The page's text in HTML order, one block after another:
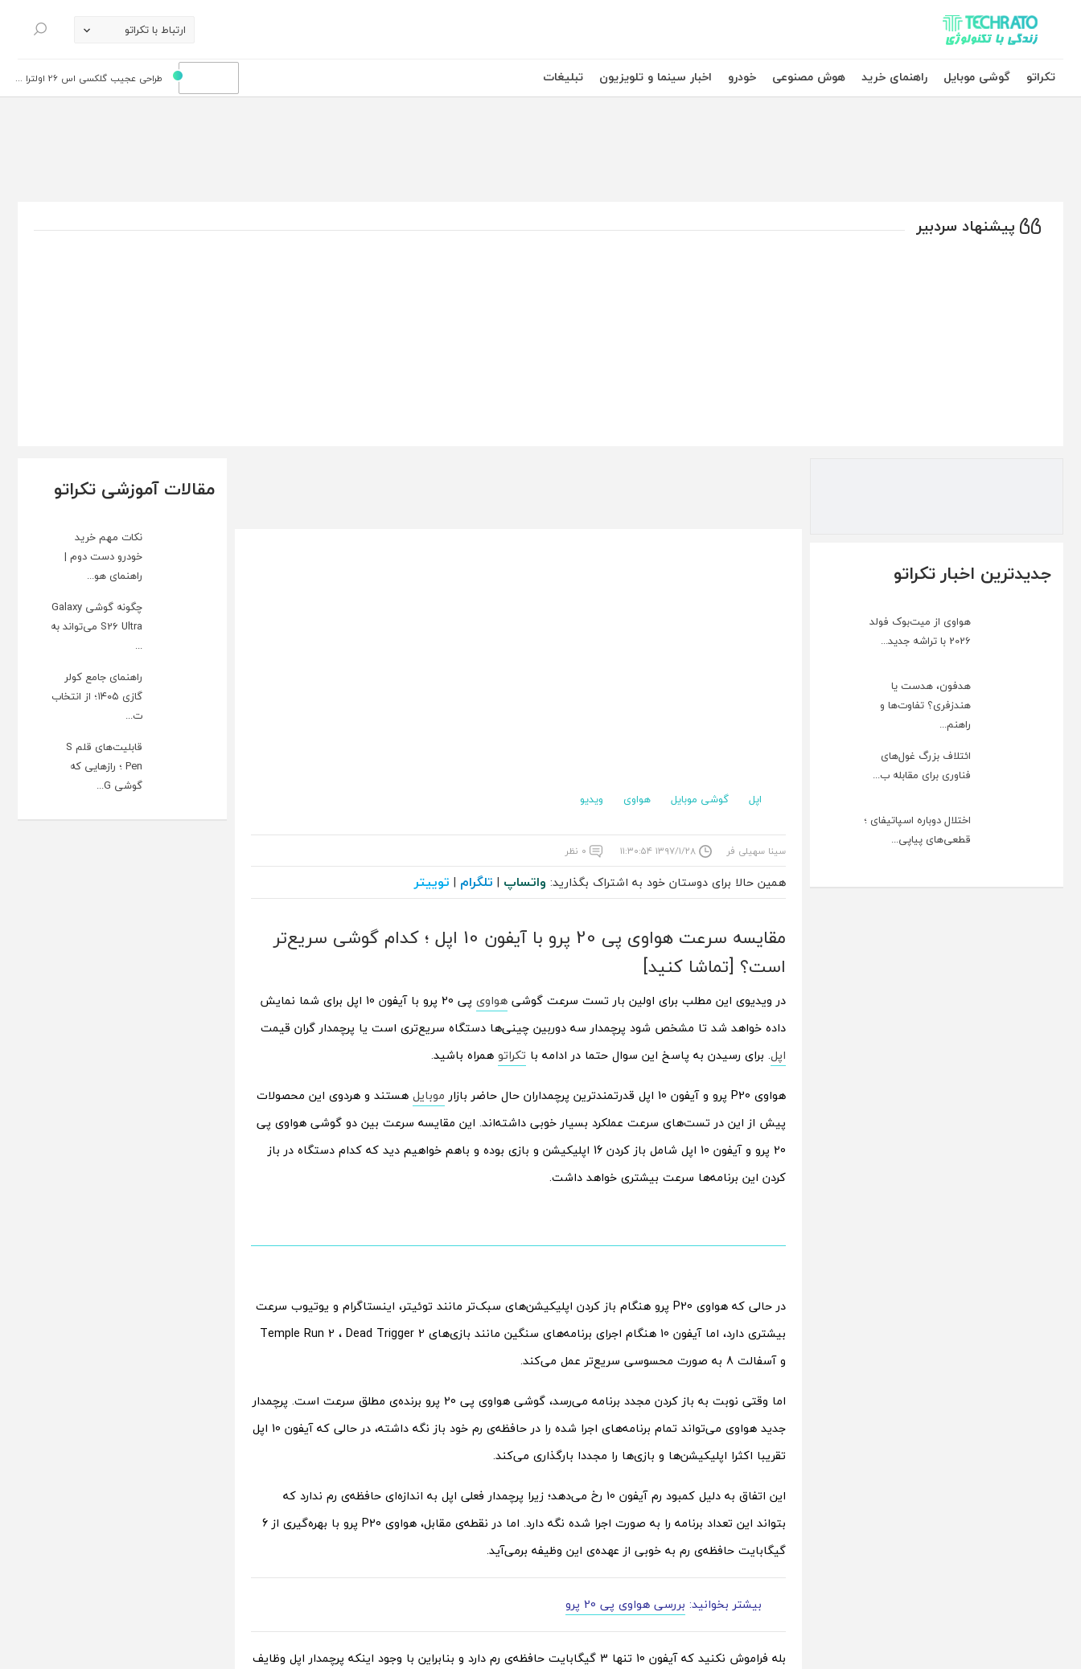
تکراتو – زندگی با تکنولوژی ارتباط با تکراتو
جستجو
تکراتو
گوشی موبایل راهنمای خرید هوش مصنوعی خودرو اخبار سینما و تلویزیون تبلیغات طراحی عجیب گلکسی اس 26 اولترا ...
پیشنهاد سردبیر
جدیدترین اخبار تکراتو
هواوی از میت‌بوک فولد
2026 با تراشه جدید...
هدفون، هدست یا
هندزفری؟ تفاوت‌ها و
راهنم...
ائتلاف بزرگ غول‌های
فناوری برای مقابله ب...
اختلال دوباره اسپاتیفای ؛
قطعی‌های پیاپی...
اپل گوشی موبایل هواوی ویدیو
سینا سهیلی فر ۱۳۹۷/۱/۲۸ ۱۱:۳۰:۵۴ ۰ نظر
همین حالا برای دوستان خود به اشتراک بگذارید: واتساپ | تلگرام | توییتر
مقایسه سرعت هواوی پی 20 پرو با آیفون 10 اپل ؛ کدام گوشی سریع‌تر
است؟ [تماشا کنید]
در ویدیوی این مطلب برای اولین بار تست سرعت گوشی هواوی
پی 20 پرو با آیفون 10 اپل برای شما نمایش
داده خواهد شد تا مشخص شود پرچمدار سه دوربین چینی‌ها دستگاه سریع‌تری است یا پرچمدار گران قیمت
اپل. برای رسیدن به پاسخ این سوال حتما در ادامه با تکراتو همراه باشید.
هواوی P20 پرو و آیفون 10 اپل قدرتمندترین پرچمداران حال حاضر بازار
موبایل هستند و هردوی این محصولات
پیش از این در تست‌های سرعت عملکرد بسیار خوبی داشته‌اند. این مقایسه سرعت بین دو گوشی هواوی پی
20 پرو و آیفون 10 اپل شامل باز کردن 16 اپلیکیشن و بازی بوده و باهم خواهیم دید که کدام دستگاه در باز
کردن این برنامه‌ها سرعت بیشتری خواهد داشت.
در حالی که هواوی P20 پرو هنگام باز کردن اپلیکیشن‌های سبک‌تر مانند توئیتر، اینستاگرام و یوتیوب سرعت
بیشتری دارد، اما آیفون 10 هنگام اجرای برنامه‌های سنگین مانند بازی‌های Temple Run 2 ، Dead Trigger 2
و آسفالت 8 به صورت محسوسی سریع‌تر عمل می‌کند.
اما وقتی نوبت به باز کردن مجدد برنامه می‌رسد، گوشی هواوی پی 20 پرو برنده‌ی مطلق سرعت است. پرچمدار
جدید هواوی می‌تواند تمام برنامه‌های اجرا شده را در حافظه‌ی رم خود باز نگه داشته، در حالی که آیفون 10 اپل
تقریبا اکثرا اپلیکیشن‌ها و بازی‌ها را مجددا بارگذاری می‌کند.
این اتفاق به دلیل کمبود رم آیفون 10 رخ می‌دهد؛ زیرا پرچمدار فعلی اپل به اندازه‌ای حافظه‌ی رم ندارد که
بتواند این تعداد برنامه را به صورت اجرا شده نگه دارد. اما در نقطه‌ی مقابل، هواوی P20 پرو با بهره‌گیری از 6
گیگابایت حافظه‌ی رم به خوبی از عهده‌ی این وظیفه برمی‌آید.
بیشتر بخوانید: بررسی هواوی پی 20 پرو
بله فراموش نکنید که آیفون 10 تنها 3 گیگابایت حافظه‌ی رم دارد و بنابراین با وجود اینکه پرچمدار اپل وظایف
مقالات آموزشی تکراتو
نکات مهم خرید
خودرو دست دوم |
راهنمای هو...
چگونه گوشی Galaxy
S26 Ultra می‌تواند به
...
راهنمای جامع کولر
گازی ۱۴۰۵؛ از انتخاب
ت...
قابلیت‌های قلم S
Pen ؛ رازهایی که
گوشی G...